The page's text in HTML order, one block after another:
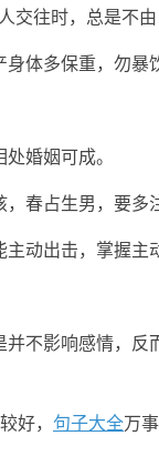
交往时，总是不
体多保重，勿暴
婚姻可成。
春占生男，要多
动出击，掌握主
不影响感情，反
好， 句子大全万